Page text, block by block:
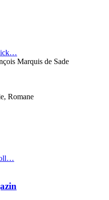
Marquis de Sade
Romane